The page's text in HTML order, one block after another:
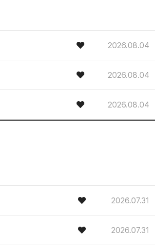
2026.08.04
2026.08.04
2026.08.04
2026.07.31
2026.07.31